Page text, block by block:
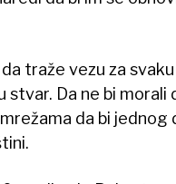
traže vezu za
Da ne bi morali
da bi jednog